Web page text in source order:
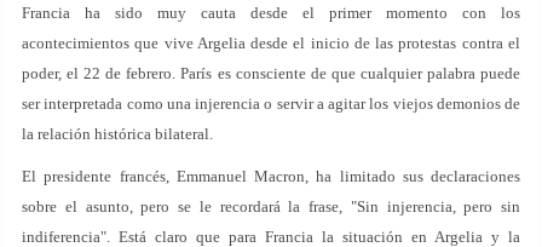
Francia ha sido muy cauta desde el primer momento con los
acontecimientos que vive Argelia desde el inicio de las protestas contra el
poder, el 22 de febrero. París es consciente de que cualquier palabra puede
ser interpretada como una injerencia o servir a agitar los viejos demonios de
la relación histórica bilateral.
El presidente francés, Emmanuel Macron, ha limitado sus declaraciones
sobre el asunto, pero se le recordará la frase, "Sin injerencia, pero sin
indiferencia". Está claro que para Francia la situación en Argelia y la